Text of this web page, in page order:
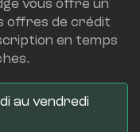
vous offre un
offres de crédit
en temps
au vendredi